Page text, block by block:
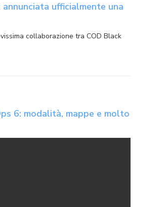
ufficialmente una
collaborazione tra COD Black
6: modalità, mappe e molto